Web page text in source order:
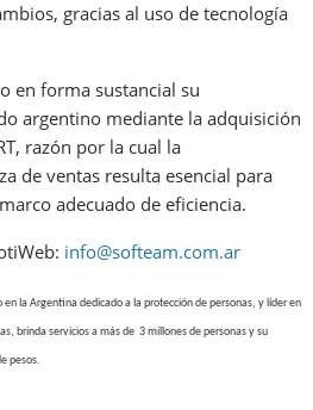
gracias al uso de tecnología
en forma sustancial su
argentino mediante la adquisición
razón por la cual la
de ventas resulta esencial para
adecuado de eficiencia.
info@softeam.com.ar
la Argentina dedicado a la protección de personas, y líder en
brinda servicios a más de 3 millones de personas y su
pesos.